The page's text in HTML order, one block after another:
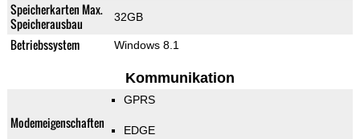
Speicherkarten Max.
Speicherausbau
32GB
Betriebssystem Windows 8.1
Kommunikation
Modemeigenschaften
GPRS
EDGE